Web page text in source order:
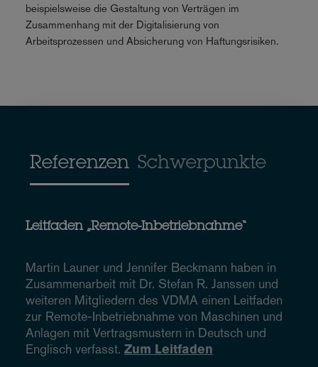
beispielsweise die Gestaltung von Verträgen im
Zusammenhang mit der Digitalisierung von
Arbeitsprozessen und Absicherung von Haftungsrisiken.
Referenzen Schwerpunkte
Leitfaden „Remote-Inbetriebnahme“
Martin Launer und Jennifer Beckmann haben in
Zusammenarbeit mit Dr. Stefan R. Janssen und
weiteren Mitgliedern des VDMA einen Leitfaden
zur Remote-Inbetriebnahme von Maschinen und
Anlagen mit Vertragsmustern in Deutsch und
Englisch verfasst. Zum Leitfaden